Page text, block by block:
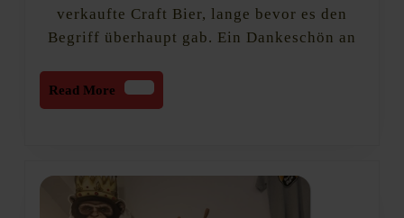
verkaufte Craft Bier, lange bevor es den
Begriff überhaupt gab. Ein Dankeschön an
Read More
Read
More